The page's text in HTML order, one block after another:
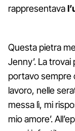
rappresentava
Questa pietra
Jenny’. La
portavo sempre
lavoro, nelle
messa lì, mi
mio amore’.